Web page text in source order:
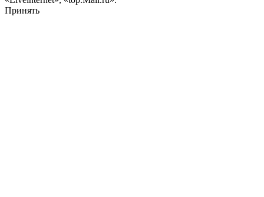
Принять